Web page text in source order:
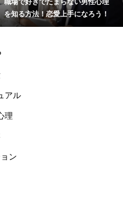
を知る方法！恋愛上手になろう！
アル
理
ン